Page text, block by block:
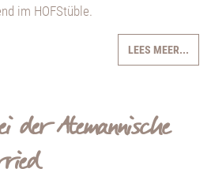
im HOFStüble.
LEES MEER...
Alemannische